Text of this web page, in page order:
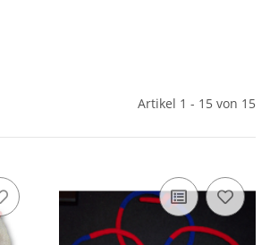
Artikel 1 - 15 von 15